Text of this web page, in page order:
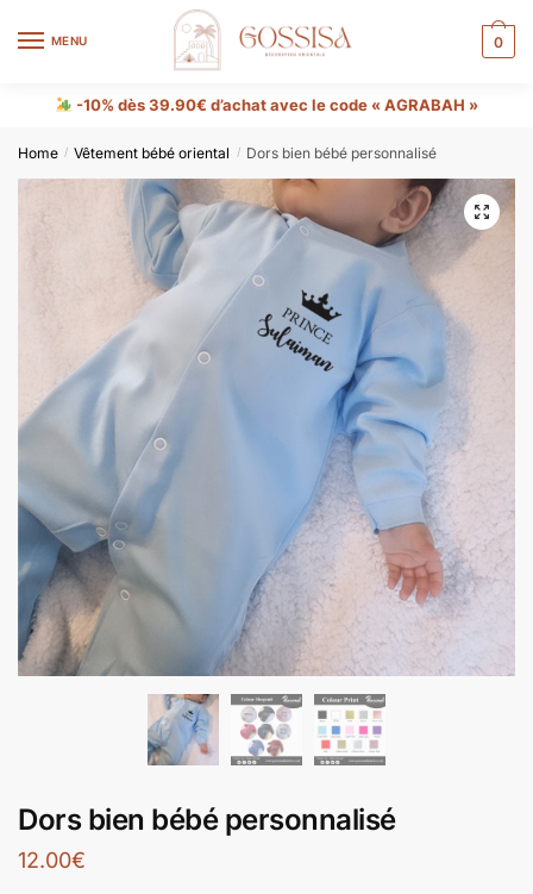
MENU 0
-10% dès 39.90€ d’achat avec le code « AGRABAH »
Home / Vêtement bébé oriental / Dors bien bébé personnalisé
Dors bien bébé personnalisé
12.00€